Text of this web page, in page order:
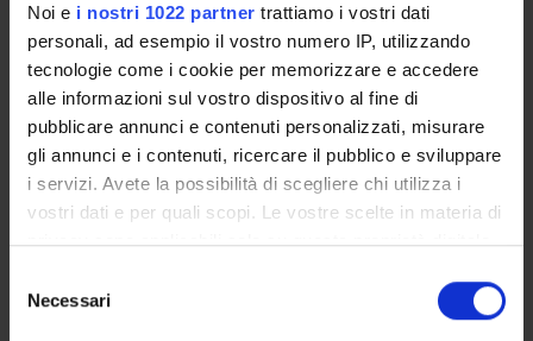
Noi e i nostri 1022 partner trattiamo i vostri dati
personali, ad esempio il vostro numero IP, utilizzando
tecnologie come i cookie per memorizzare e accedere
alle informazioni sul vostro dispositivo al fine di
pubblicare annunci e contenuti personalizzati, misurare
gli annunci e i contenuti, ricercare il pubblico e sviluppare
i servizi. Avete la possibilità di scegliere chi utilizza i
vostri dati e per quali scopi. Le vostre scelte in materia di
privacy sono applicabili solo su questa proprietà digitale
modificare o revocare il proprio consenso in qualsiasi
momento dalla Dichiarazione sui cookie o facendo clic
delNecessari
Consulta la scheda completa presente nel
istituzionale della Ricerca di Ateneo
RELATED PROJECTS
TITLE
MR angiography versus color-doppler ultrasound for the